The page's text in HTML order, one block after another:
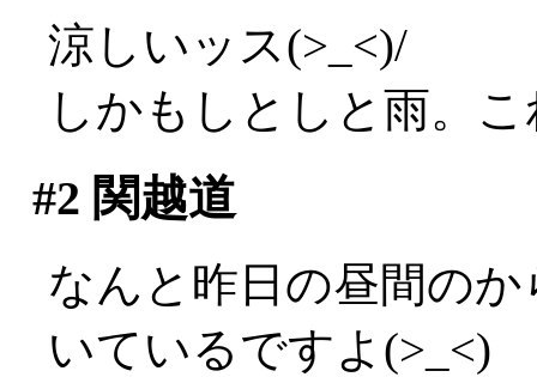
涼しいッス(>_<)/
しかもしとしと雨。
#2 関越道
なんと昨日の昼間の
いているですよ(>_<)